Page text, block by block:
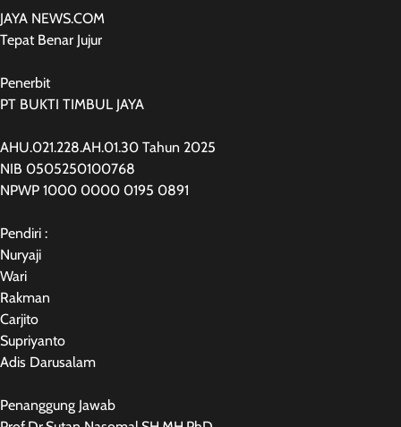
JAYA NEWS.COM
Tepat Benar Jujur
Penerbit
PT BUKTI TIMBUL JAYA
AHU.021.228.AH.01.30 Tahun 2025
NIB 0505250100768
NPWP 1000 0000 0195 0891
Pendiri :
Nuryaji
Wari
Rakman
Carjito
Supriyanto
Adis Darusalam
Penanggung Jawab